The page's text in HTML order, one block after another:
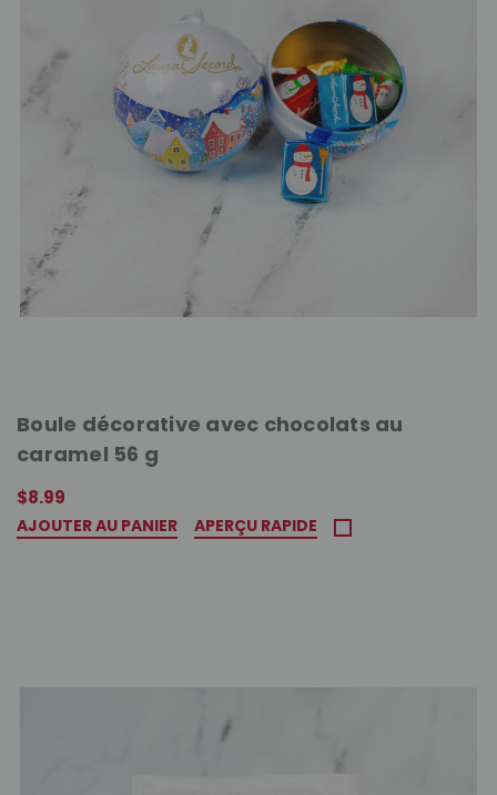
Boule décorative avec chocolats au
caramel 56 g
$8.99
AJOUTER AU PANIER APERÇU RAPIDE